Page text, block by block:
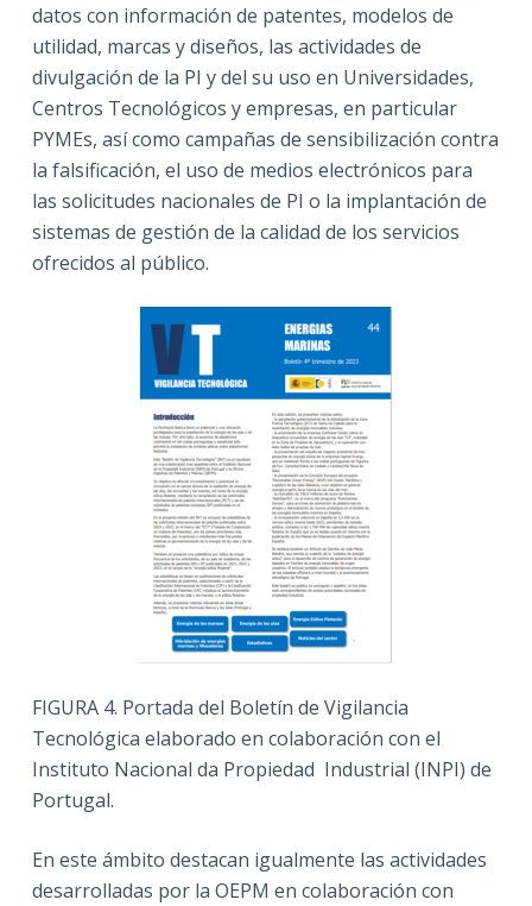
datos con información de patentes, modelos de
utilidad, marcas y diseños, las actividades de
divulgación de la PI y del su uso en Universidades,
Centros Tecnológicos y empresas, en particular
PYMEs, así como campañas de sensibilización contra
la falsificación, el uso de medios electrónicos para
las solicitudes nacionales de PI o la implantación de
sistemas de gestión de la calidad de los servicios
ofrecidos al público.
FIGURA 4. Portada del Boletín de Vigilancia
Tecnológica elaborado en colaboración con el
Instituto Nacional da Propiedad Industrial (INPI) de
Portugal.
En este ámbito destacan igualmente las actividades
desarrolladas por la OEPM en colaboración con